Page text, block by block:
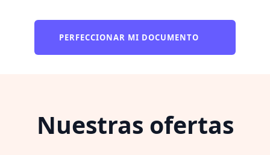
PERFECCIONAR MI DOCUMENTO
Nuestras ofertas